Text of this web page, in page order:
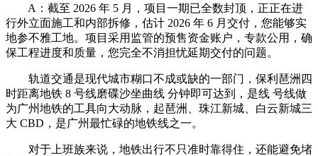
A：截至 2026 年 5 月，项目一期已全数封顶，正正在进
行外立面施工和内部拆修，估计 2026 年 6 月交付，您能够实
地参不雅工地。项目采用监管的预售资金账户，专款公用，确
保工程进度和质量，您完全不消担忧延期交付的问题。
轨道交通是现代城市糊口不成或缺的一部门，保利琶洲四
时距离地铁 8 号线磨碟沙坐曲线 分钟即可达到，是线 号线做
为广州地铁的工具向大动脉，起琶洲、珠江新城、白云新城三
大 CBD，是广州最忙碌的地铁线之一。
对于上班族来说，地铁出行不只准时靠得住，还能避免堵